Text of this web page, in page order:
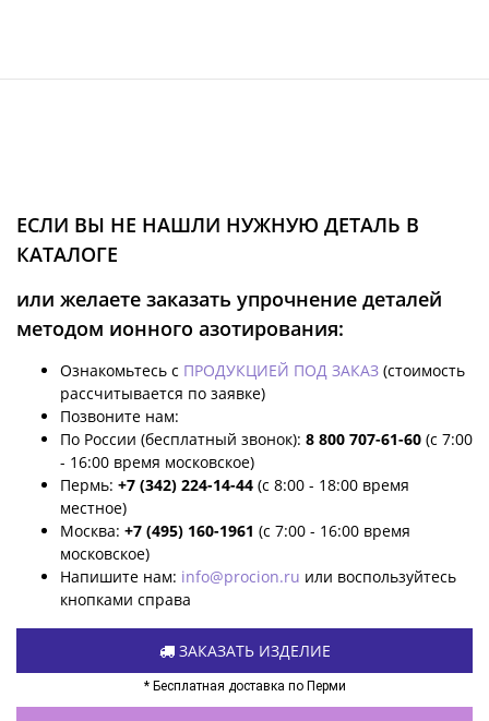
ЕСЛИ ВЫ НЕ НАШЛИ НУЖНУЮ ДЕТАЛЬ В
КАТАЛОГЕ
или желаете заказать упрочнение деталей
методом ионного азотирования:
Ознакомьтесь с ПРОДУКЦИЕЙ ПОД ЗАКАЗ (стоимость
рассчитывается по заявке)
Позвоните нам:
По России (бесплатный звонок): 8 800 707-61-60 (с 7:00
- 16:00 время московское)
Пермь: +7 (342) 224-14-44 (с 8:00 - 18:00 время
местное)
Москва: +7 (495) 160-1961 (с 7:00 - 16:00 время
московское)
Напишите нам: info@procion.ru или воспользуйтесь
кнопками справа
ЗАКАЗАТЬ ИЗДЕЛИЕ
* Бесплатная доставка по Перми